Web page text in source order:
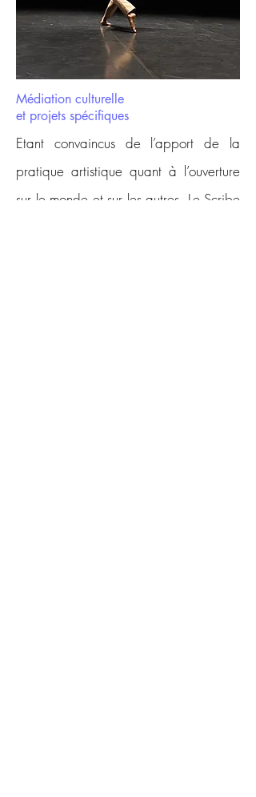
Médiation culturelle
et projets spécifiques
Etant convaincus de l’apport de la
pratique artistique quant à l’ouverture
sur le monde et sur les autres, Le Scribe